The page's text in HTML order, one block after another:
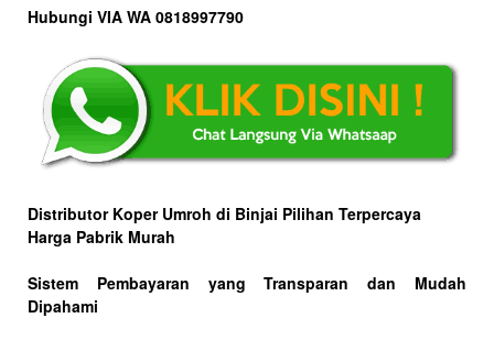
Hubungi VIA WA 0818997790
Distributor Koper Umroh di Binjai Pilihan Terpercaya
Harga Pabrik Murah
Sistem Pembayaran yang Transparan dan Mudah
Dipahami